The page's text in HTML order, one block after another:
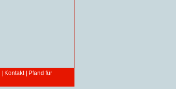
Kontakt|
Pfand für